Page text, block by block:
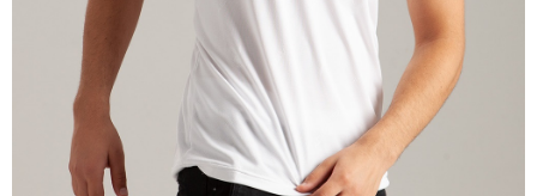
５．嚴禁一人註冊多個帳號或使用他人資訊註冊。若發現惡意使用之情形，
恩沛科技股份有限公司將有權停止該用戶之使用額度並採取法律行動。